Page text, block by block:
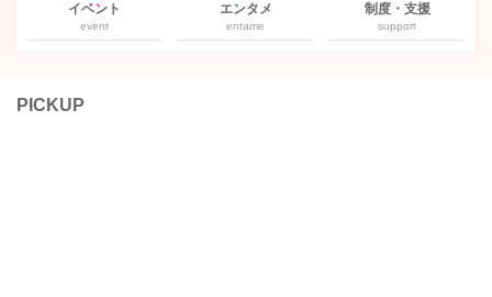
イベント
event
エンタメ
entame
制度・支援
support
PICKUP